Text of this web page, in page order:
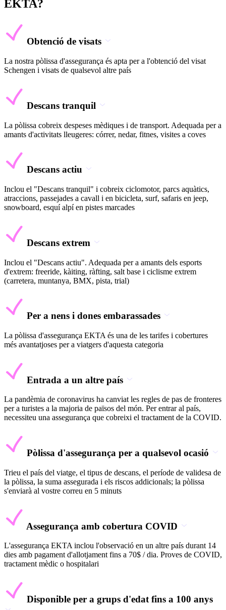
EKTA?
Obtenció de visats
La nostra pòlissa d'assegurança és apta per a l'obtenció del visat
Schengen i visats de qualsevol altre país
Descans tranquil
La pòlissa cobreix despeses mèdiques i de transport. Adequada per a
amants d'activitats lleugeres: córrer, nedar, fitnes, visites a coves
Descans actiu
Inclou el "Descans tranquil" i cobreix ciclomotor, parcs aquàtics,
atraccions, passejades a cavall i en bicicleta, surf, safaris en jeep,
snowboard, esquí alpí en pistes marcades
Descans extrem
Inclou el "Descans actiu". Adequada per a amants dels esports
d'extrem: freeride, kàiting, ràfting, salt base i ciclisme extrem
(carretera, muntanya, BMX, pista, trial)
Per a nens i dones embarassades
La pòlissa d'assegurança EKTA és una de les tarifes i cobertures
més avantatjoses per a viatgers d'aquesta categoria
Entrada a un altre país
La pandèmia de coronavirus ha canviat les regles de pas de fronteres
per a turistes a la majoria de països del món. Per entrar al país,
necessiteu una assegurança que cobreixi el tractament de la COVID.
Pòlissa d'assegurança per a qualsevol ocasió
Trieu el país del viatge, el tipus de descans, el període de validesa de
la pòlissa, la suma assegurada i els riscos addicionals; la pòlissa
s'enviarà al vostre correu en 5 minuts
Assegurança amb cobertura COVID
L'assegurança EKTA inclou l'observació en un altre país durant 14
dies amb pagament d'allotjament fins a 70$ / dia. Proves de COVID,
tractament mèdic o hospitalari
Disponible per a grups d'edat fins a 100 anys